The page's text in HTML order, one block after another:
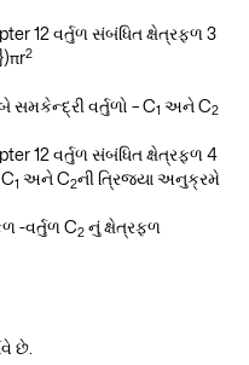
2
સમકેન્દ્રી વર્તુળો – C1 અને C2
1 અને C2ની ત્રિજ્યા અનુક્રમે
-વર્તુળ C2 નું ક્ષેત્રફળ
છે.